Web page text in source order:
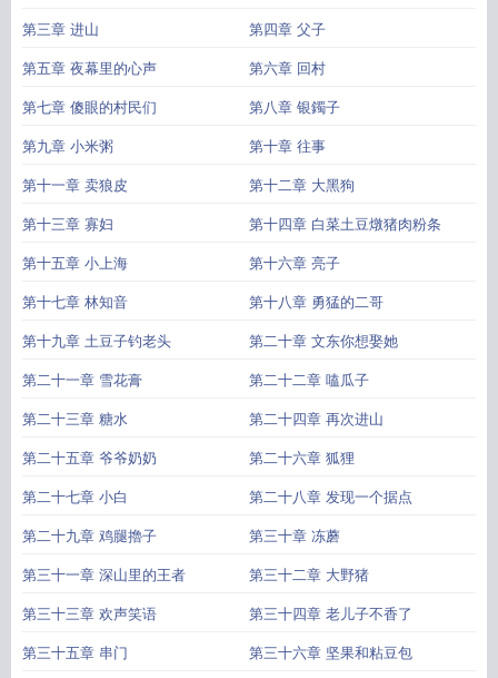
第三章 进山 第四章 父子
第五章 夜幕里的心声 第六章 回村
第七章 傻眼的村民们 第八章 银鐲子
第九章 小米粥 第十章 往事
第十一章 卖狼皮 第十二章 大黑狗
第十三章 寡妇 第十四章 白菜土豆燉猪肉粉条
第十五章 小上海 第十六章 亮子
第十七章 林知音 第十八章 勇猛的二哥
第十九章 土豆子钓老头 第二十章 文东你想娶她
第二十一章 雪花膏 第二十二章 嗑瓜子
第二十三章 糖水 第二十四章 再次进山
第二十五章 爷爷奶奶 第二十六章 狐狸
第二十七章 小白 第二十八章 发现一个据点
第二十九章 鸡腿擼子 第三十章 冻蘑
第三十一章 深山里的王者 第三十二章 大野猪
第三十三章 欢声笑语 第三十四章 老儿子不香了
第三十五章 串门 第三十六章 坚果和粘豆包